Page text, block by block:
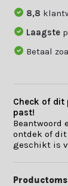
8,8
Laagste
Betaal
Check of dit
past!
Beantwoord
ontdek of
geschikt is